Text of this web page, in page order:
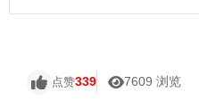
点赞339 7609 浏览